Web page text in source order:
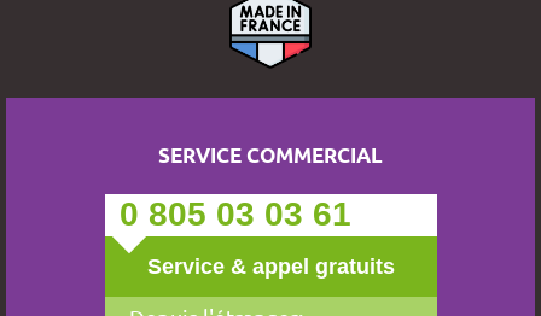
SERVICE COMMERCIAL
0 805 03 03 61
Service & appel gratuits